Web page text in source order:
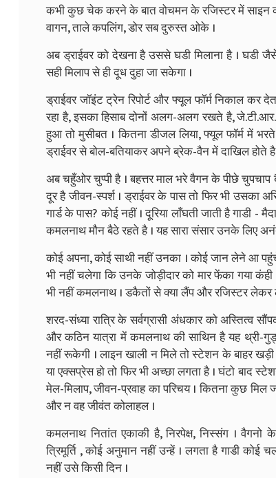
कभी कुछ चेक करने के बात वोचमन के रजिस्टर में साइन
वागन, ताले कपलिंग, डोर सब दुरुस्त ओके ।
अब ड्राईवर को देखना है उससे घडी मिलाना है । घडी
सही मिलाप से ही दूध दुहा जा सकेगा ।
ड्राईवर जॉइंट ट्रेन रिपोर्ट और फ्यूल फॉर्म निकाल
रहा है, इसका हिसाब दोनों अलग-अलग रखते है,
हुआ तो मुसीबत । कितना डीजल लिया, फ्यूल फॉर्म में
ड्राईवर से बोल-बतियाकर अपने ब्रेक-वैन में दाखिल होते
अब चहुँओर चुप्पी है । बहत्तर माल भरे वैगन के पीछे
दूर है जीवन-स्पर्श । ड्राईवर के पास तो फिर भी
गार्ड के पास? कोई नहीं । दूरिया लाँघती जाती है गाडी -
कमलनाथ मौन बैठे रहते है । यह सारा संसार उनके लिए
कोई अपना, कोई साथी नहीं उनका । कोई जान लेने आ
भी नहीं चलेगा कि उनके जोड़ीदार को मार फेंका गया
भी नहीं कमलनाथ । डकैतों से क्या लैंप और रजिस्टर लेकर
शरद-संध्या रात्रि के सर्वग्रासी अंधकार को अस्तित्व
और कठिन यात्रा में कमलनाथ की साथिन है यह थ्री-
नहीं रूकेगी । लाइन खाली न मिले तो स्टेशन के बाहर
या एक्सप्रेस हो तो फिर भी अच्छा लगता है । घंटो बाद
मेल-मिलाप, जीवन-प्रवाह का परिचय । कितना कुछ
और न वह जीवंत कोलाहल ।
कमलनाथ नितांत एकाकी है, निरपेक्ष, निस्संग ।
त्रिमूर्ति , कोई अनुमान नहीं उन्हें । लगता है गाडी कोई
नहीं उसे किसी दिन ।